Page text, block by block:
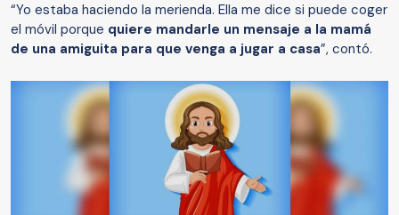
“Yo estaba haciendo la merienda. Ella me dice si puede coger
el móvil porque quiere mandarle un mensaje a la mamá
de una amiguita para que venga a jugar a casa”, contó.